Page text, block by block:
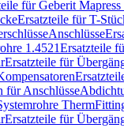
für Geberit
Ersatzteile für T-
Anschlüsse
1.4521Ersatzteile
Ersatzteile für
für Anschlüsse
Therm
Ersatzteile für